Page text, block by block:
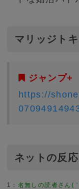
マリッジト
ジャンプ+
https://
ネットの反応
1 ： 名無しの読者さん(